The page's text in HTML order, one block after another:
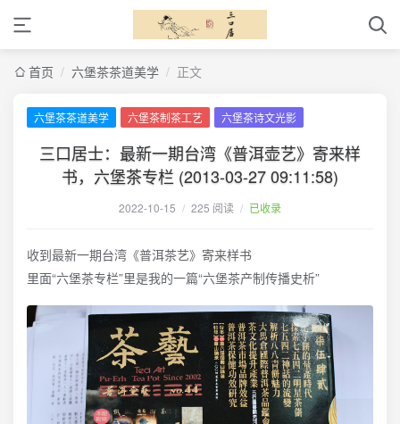
首页 / 六堡茶茶道美学 / 正文
六堡茶茶道美学 六堡茶制茶工艺 六堡茶诗文光影
三口居士：最新一期台湾《普洱壶艺》寄来样
书，六堡茶专栏 (2013-03-27 09:11:58)
2022-10-15 / 225 阅读 / 已收录
收到最新一期台湾《普洱茶艺》寄来样书
里面“六堡茶专栏”里是我的一篇“六堡茶产制传播史析”